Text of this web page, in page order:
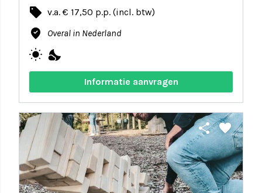
local_offer v.a. € 17,50 p.p. (incl. btw)
where_to_vote Overal in Nederland
wb_sunny nights_stay
Informatie aanvragen
share favorite